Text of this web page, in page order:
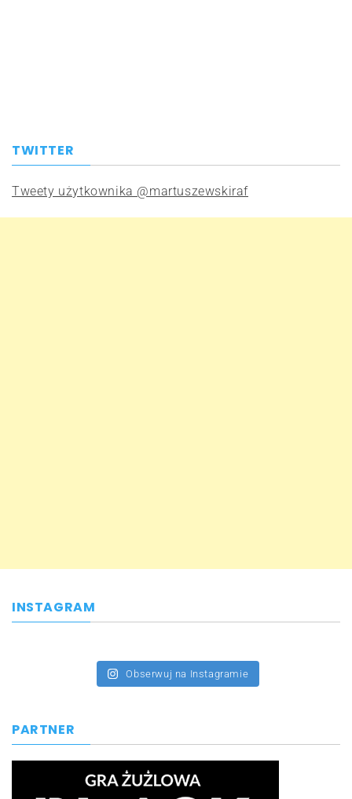
TWITTER
Tweety użytkownika @martuszewskiraf
INSTAGRAM
Obserwuj na Instagramie
PARTNER